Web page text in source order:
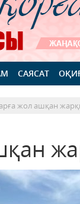
САЯСАТ
жол ашқан